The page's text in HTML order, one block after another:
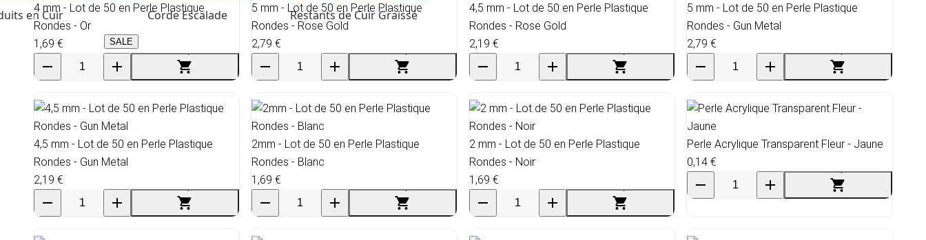
en Cuir Corde Escalade Restants de Cuir Graissé
SALE
4 mm - Lot de 50 en Perle Plastique
Rondes - Or
1,69 €
5 mm - Lot de 50 en Perle Plastique
Rondes - Rose Gold
2,79 €
4,5 mm - Lot de 50 en Perle Plastique
Rondes - Rose Gold
2,19 €
5 mm - Lot de 50 en Perle Plastique
Rondes - Gun Metal
2,79 €
4,5 mm - Lot de 50 en Perle Plastique
Rondes - Gun Metal
2,19 €
2mm - Lot de 50 en Perle Plastique
Rondes - Blanc
1,69 €
2 mm - Lot de 50 en Perle Plastique
Rondes - Noir
1,69 €
Perle Acrylique Transparent Fleur - Jaune
0,14 €